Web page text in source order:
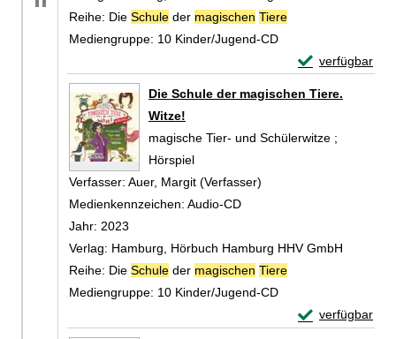
Reihe: Die Schule der magischen Tiere
Mediengruppe: 10 Kinder/Jugend-CD
verfügbar
Exemplar-
Die Schule der magischen Tiere.
Witze!
magische Tier- und Schülerwitze ;
Hörspiel
Verfasser: Auer, Margit (Verfasser)
Medienkennzeichen: Audio-CD
Jahr: 2023
Verlag: Hamburg, Hörbuch Hamburg HHV GmbH
Reihe: Die Schule der magischen Tiere
Mediengruppe: 10 Kinder/Jugend-CD
verfügbar
Exemplar-